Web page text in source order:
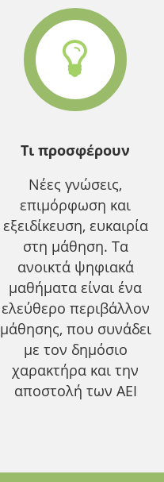
Τι προσφέρουν
Νέες γνώσεις,
επιμόρφωση και
εξειδίκευση, ευκαιρία
στη μάθηση. Τα
ανοικτά ψηφιακά
μαθήματα είναι ένα
ελεύθερο περιβάλλον
μάθησης, που συνάδει
με τον δημόσιο
χαρακτήρα και την
αποστολή των ΑΕΙ